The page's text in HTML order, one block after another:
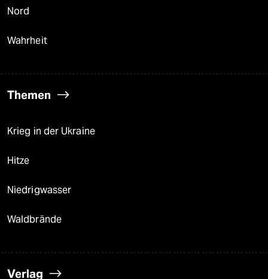
Nord
Wahrheit
Themen
Krieg in der Ukraine
Hitze
Niedrigwasser
Waldbrände
Verlag